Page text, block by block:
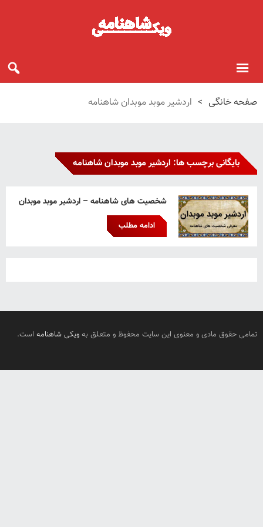
صفحه خانگی > اردشیر موبد موبدان شاهنامه
بایگانی برچسب ها: اردشیر موبد موبدان شاهنامه
شخصیت های شاهنامه – اردشیر موبد موبدان
ادامه مطلب
تمامی حقوق مادی و معنوی این سایت محفوظ و متعلق به ویکی شاهنامه است.